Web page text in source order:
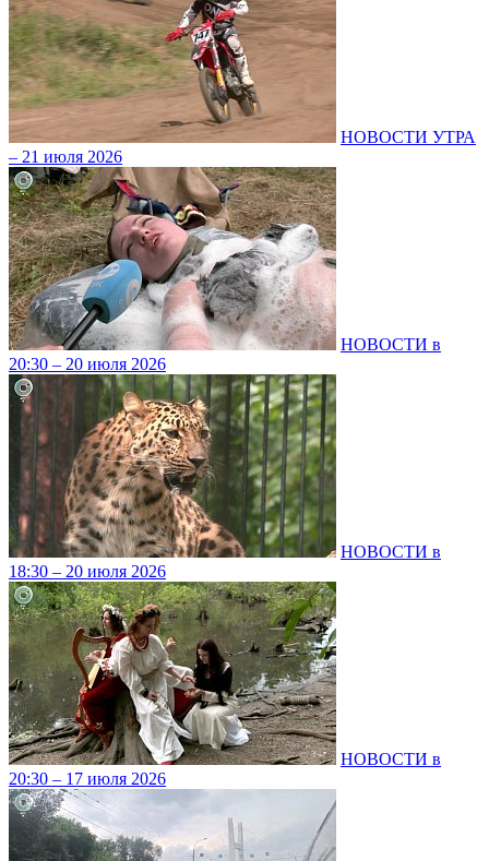
НОВОСТИ УТРА
– 21 июля 2026
НОВОСТИ в
20:30 – 20 июля 2026
НОВОСТИ в
18:30 – 20 июля 2026
НОВОСТИ в
20:30 – 17 июля 2026